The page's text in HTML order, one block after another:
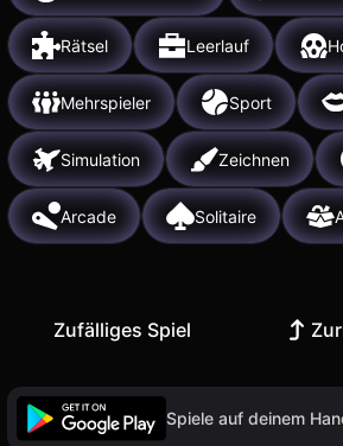
Rätsel Leerlauf
Mehrspieler Sport
Simulation Zeichnen
Arcade Solitaire
Zufälliges Spiel
Spiele auf deinem